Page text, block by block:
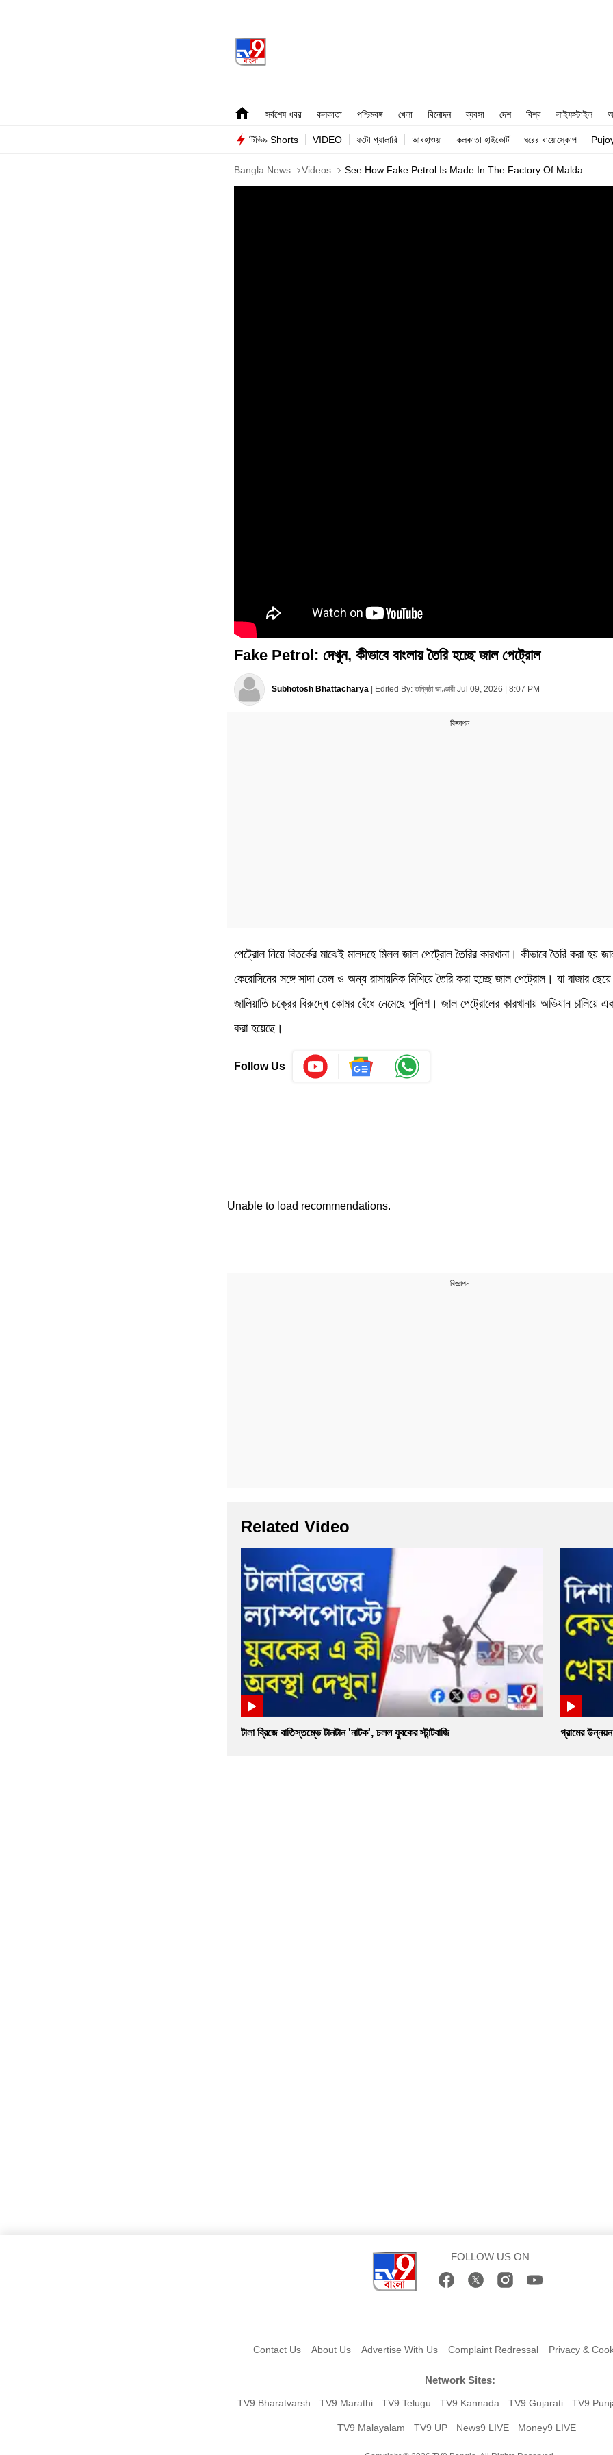
সর্বশেষ খবর কলকাতা পশ্চিমবঙ্গ খেলা বিনোদন ব্যবসা দেশ বিশ্ব লাইফস্টাইল
টিভি৯ Shorts VIDEO ফটো গ্যালারি আবহাওয়া কলকাতা হাইকোর্ট ঘরের বায়োস্কোপ
Bangla News Videos See How Fake Petrol Is Made In The Factory Of Malda
Fake Petrol: দেখুন, কীভাবে বাংলায় তৈরি হচ্ছে জাল পেট্রোল
Subhotosh Bhattacharya Edited By: তন্নিষ্ঠা ভাণ্ডারী Jul 09, 2026 | 8:07 PM
পেট্রোল নিয়ে বিতর্কের মাঝেই মালদহে মিলল জাল পেট্রোল তৈরির কারখানা। কীভাবে তৈরি করা হয়
কেরোসিনের সঙ্গে সাদা তেল ও অন্য রাসায়নিক মিশিয়ে তৈরি করা হচ্ছে জাল পেট্রোল। যা বাজার
জালিয়াতি চক্রের বিরুদ্ধে কোমর বেঁধে নেমেছে পুলিশ। জাল পেট্রোলের কারখানায় অভিযান চালিয়ে
করা হয়েছে।
Follow Us
Unable to load recommendations.
Related Video
টালা ব্রিজে বাতিস্তম্ভে টানটান 'নাটক', চলল যুবকের স্টান্টবাজি গ্রামের উন্নয়ন
FOLLOW US ON
Contact Us About Us Advertise With Us Complaint Redressal Privacy &
Network Sites:
TV9 Bharatvarsh TV9 Marathi TV9 Telugu TV9 Kannada TV9 Gujarati TV9
TV9 Malayalam TV9 UP News9 LIVE Money9 LIVE